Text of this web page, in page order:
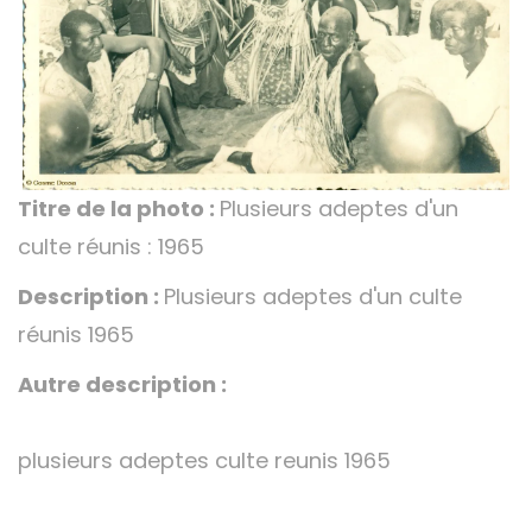
Titre de la photo : Plusieurs adeptes d'un
culte réunis : 1965
Description : Plusieurs adeptes d'un culte
réunis 1965
Autre description :
plusieurs adeptes culte reunis 1965